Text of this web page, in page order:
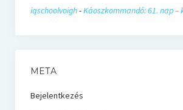
iqschoolvoigh-Káoszkommandó: 61. nap –
META
Bejelentkezés